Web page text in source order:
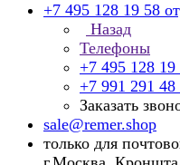
+7 495 128 19 58
Назад
Телефоны
+7 495 128 19
+7 991 291 48
Заказать
sale@remer.shop
только для